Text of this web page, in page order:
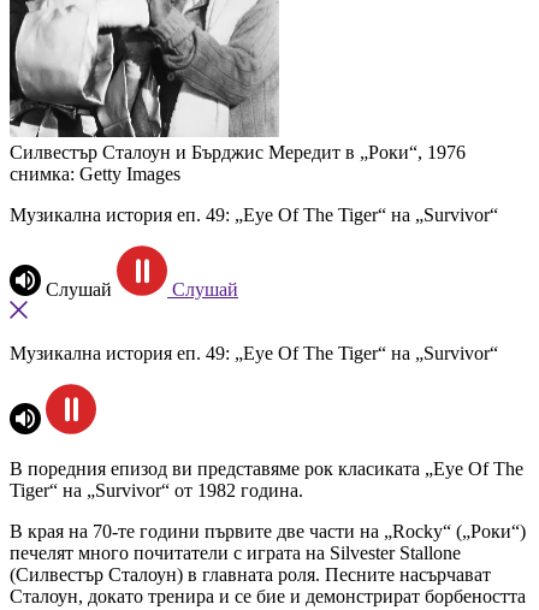
Силвестър Сталоун и Бърджис Мередит в „Роки“, 1976
снимка: Getty Images
Музикална история еп. 49: „Eye Of The Tiger“ на „Survivor“
Слушай Слушай
Музикална история еп. 49: „Eye Of The Tiger“ на „Survivor“
В поредния епизод ви представяме рок класиката „Eye Of The
Tiger“ на „Survivor“ от 1982 година.
В края на 70-те години първите две части на „Rocky“ („Роки“)
печелят много почитатели с играта на Silvester Stallone
(Силвестър Сталоун) в главната роля. Песните насърчават
Сталоун, докато тренира и се бие и демонстрират борбеността